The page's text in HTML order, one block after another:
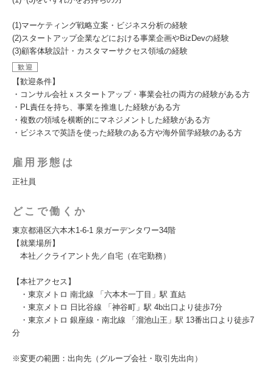
(1)マーケティング戦略立案・ビジネス分析の経験
(2)スタートアップ企業などにおける事業企画やBizDevの経験
(3)顧客体験設計・カスタマーサクセス領域の経験
歓迎
【歓迎条件】
・コンサル会社ｘスタートアップ・事業会社の両方の経験がある方
・PL責任を持ち、事業を推進した経験がある方
・複数の領域を横断的にマネジメントした経験がある方
・ビジネスで英語を使った経験のある方や海外留学経験のある方
雇用形態は
正社員
どこで働くか
東京都港区六本木1-6-1 泉ガーデンタワー34階
【就業場所】
本社／クライアント先／自宅（在宅勤務）
【本社アクセス】
・東京メトロ 南北線 「六本木一丁目」駅 直結
・東京メトロ 日比谷線 「神谷町」駅 4b出口より徒歩7分
・東京メトロ 銀座線・南北線 「溜池山王」駅 13番出口より徒歩7
分
※変更の範囲：出向先（グループ会社・取引先出向）